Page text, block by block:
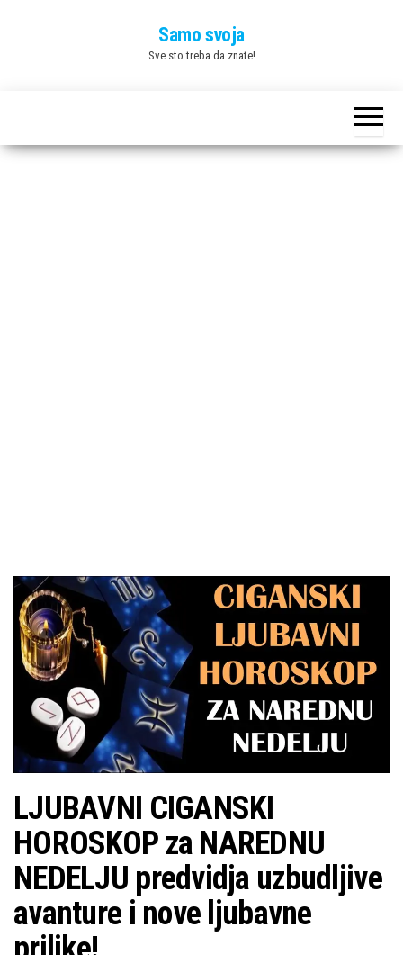
Samo svoja
Sve sto treba da znate!
LJUBAVNI CIGANSKI
HOROSKOP za NAREDNU
NEDELJU predvidja uzbudljive
avanture i nove ljubavne